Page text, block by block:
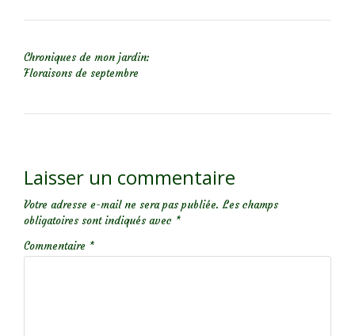
Chroniques de mon jardin:
Floraisons de septembre
Laisser un commentaire
Votre adresse e-mail ne sera pas publiée. Les champs
obligatoires sont indiqués avec *
Commentaire *